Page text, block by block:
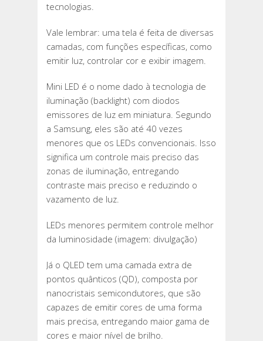
tecnologias.
Vale lembrar: uma tela é feita de diversas
camadas, com funções específicas, como
emitir luz, controlar cor e exibir imagem.
Mini LED é o nome dado à tecnologia de
iluminação (backlight) com diodos
emissores de luz em miniatura. Segundo
a Samsung, eles são até 40 vezes
menores que os LEDs convencionais. Isso
significa um controle mais preciso das
zonas de iluminação, entregando
contraste mais preciso e reduzindo o
vazamento de luz.
LEDs menores permitem controle melhor
da luminosidade (imagem: divulgação)
Já o QLED tem uma camada extra de
pontos quânticos (QD), composta por
nanocristais semicondutores, que são
capazes de emitir cores de uma forma
mais precisa, entregando maior gama de
cores e maior nível de brilho.